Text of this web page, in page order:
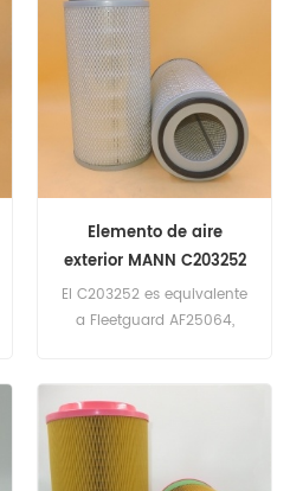
Elemento de aire
exterior MANN C203252
El C203252 es equivalente
a Fleetguard AF25064,
4776902, Mercedes Benz
130941802, Volvo 7362224.
Número de parte: C203252
Nombre de parte: filtro de